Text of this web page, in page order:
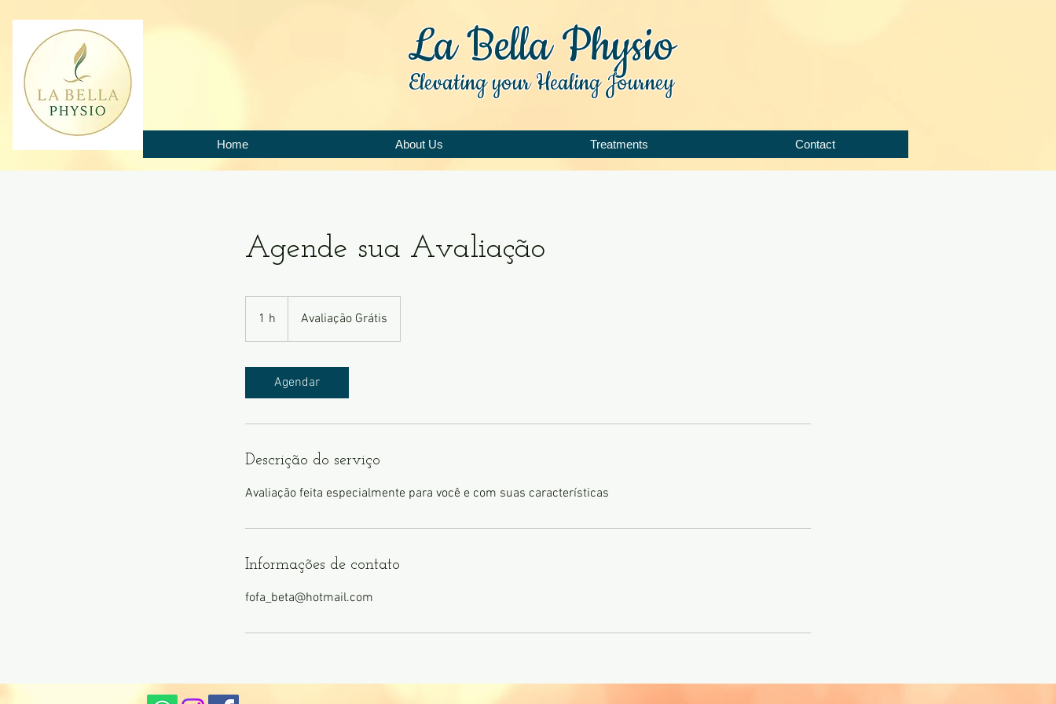
La Bella Physio
Elevating your Healing Journey
Home About Us Treatments Contact
Agende sua Avaliação
1 h Avaliação Grátis
Agendar
Descrição do serviço
Informações de contato
fofa_beta@hotmail.com